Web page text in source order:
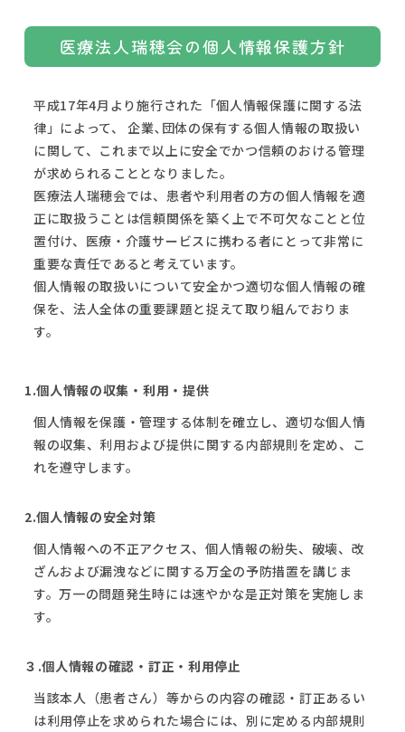
医療法人瑞穂会の個人情報保護方針
平成17年4月より施行された「個人情報保護に関する法
律」によって、 企業､団体の保有する個人情報の取扱い
に関して、これまで以上に安全でかつ信頼のおける管理
が求められることとなりました。
医療法人瑞穂会では、患者や利用者の方の個人情報を適
正に取扱うことは信頼関係を築く上で不可欠なことと位
置付け、医療・介護サービスに携わる者にとって非常に
重要な責任であると考えています。
個人情報の取扱いについて安全かつ適切な個人情報の確
保を、法人全体の重要課題と捉えて取り組んでおりま
す。
1.個人情報の収集・利用・提供
個人情報を保護・管理する体制を確立し、適切な個人情
報の収集、利用および提供に関する内部規則を定め、こ
れを遵守します。
2.個人情報の安全対策
個人情報への不正アクセス、個人情報の紛失、破壊、改
ざんおよび漏洩などに関する万全の予防措置を講じま
す。万一の問題発生時には速やかな是正対策を実施しま
す。
３.個人情報の確認・訂正・利用停止
当該本人（患者さん）等からの内容の確認・訂正あるい
は利用停止を求められた場合には、別に定める内部規則